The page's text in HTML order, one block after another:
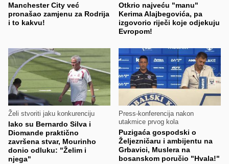
Manchester City već
pronašao zamjenu za Rodrija
i to kakvu!
Otkrio najveću "manu"
Kerima Alajbegovića, pa
izgovorio riječi koje odjekuju
Evropom!
Želi stvoriti jaku konkurenciju
Iako su Bernardo Silva i
Diomande praktično
završena stvar, Mourinho
donio odluku: "Želim i
njega"
Press-konferencija nakon
utakmice prvog kola
Puzigaća gospodski o
Željezničaru i ambijentu na
Grbavici, Muslera na
bosanskom poručio "Hvala!"